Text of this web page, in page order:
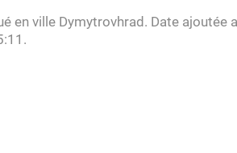
en ville Dymytrovhrad. Date ajoutée